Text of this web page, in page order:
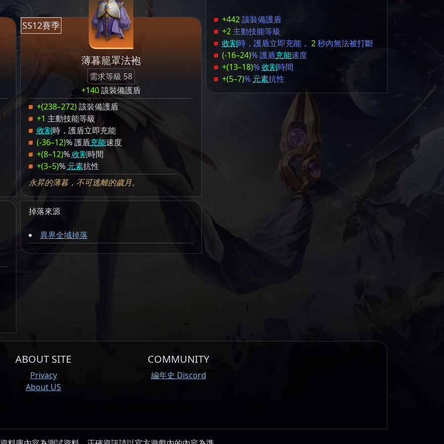
SS12賽季
薄暮籠罩法袍
需求等級 58
+140該裝備護盾
+(238–272)該裝備護盾
+1 主動技能等級
收割時，護盾立即充能
(-36–12)% 護盾充能速度
+(8–12)%收割時間
+(3–5)% 元素抗性
永昇的薄暮，不可逃離的歲月。
+442該裝備護盾
+2 主動技能等級
收割時，護盾立即充能，2秒內無法被打斷
(-16–24)% 護盾充能速度
+(13–18)%收割時間
+(5–7)% 元素抗性
掉落來源
異界全域掉落
ABOUT SITE
Privacy
About US
COMMUNITY
編年史 Discord